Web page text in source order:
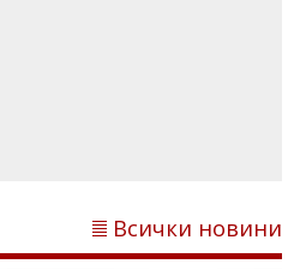
Всички новини